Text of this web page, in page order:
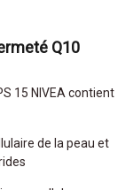
Q10
15 NIVEA contient
de la peau et